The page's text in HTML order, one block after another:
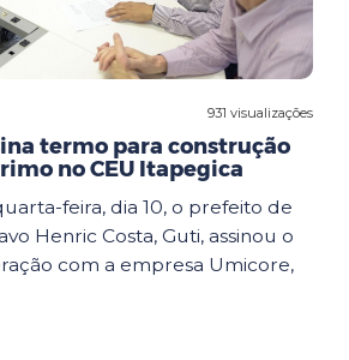
931 visualizações
termo para construção
no CEU Itapegica
feira, dia 10, o prefeito de
Henric Costa, Guti, assinou o
com a empresa Umicore,